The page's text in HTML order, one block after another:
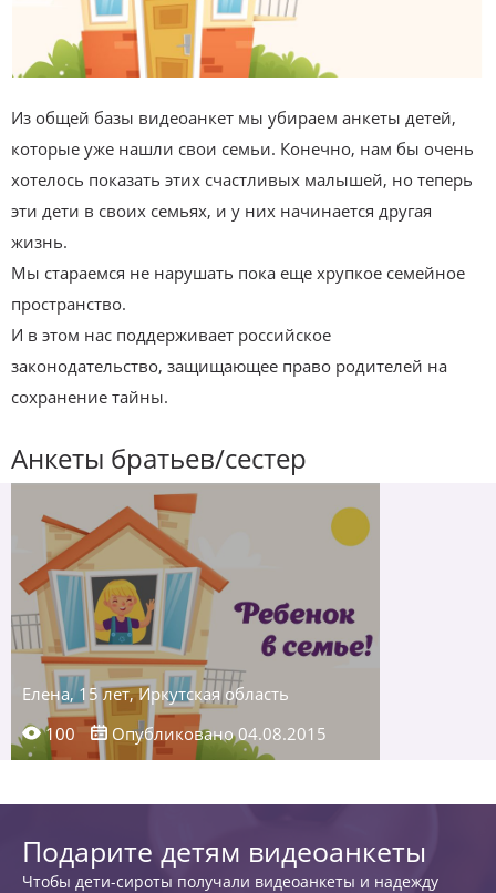
Из общей базы видеоанкет мы убираем анкеты детей,
которые уже нашли свои семьи. Конечно, нам бы очень
хотелось показать этих счастливых малышей, но теперь
эти дети в своих семьях, и у них начинается другая
жизнь.
Мы стараемся не нарушать пока еще хрупкое семейное
пространство.
И в этом нас поддерживает российское
законодательство, защищающее право родителей на
сохранение тайны.
Анкеты братьев/сестер
Елена, 15 лет, Иркутская область
100
Опубликовано 04.08.2015
Подарите детям видеоанкеты
Чтобы дети-сироты получали видеоанкеты и надежду